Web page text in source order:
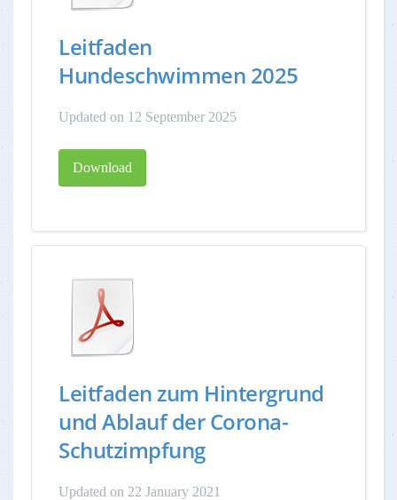
Leitfaden
Hundeschwimmen 2025
Updated on 12 September 2025
Download
Leitfaden zum Hintergrund
und Ablauf der Corona-
Schutzimpfung
Updated on 22 January 2021